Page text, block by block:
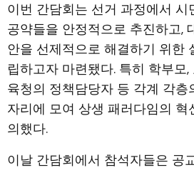
이번 간담회는 선거 과정에서 시
공약들을 안정적으로 추진하고,
안을 선제적으로 해결하기 위한
립하고자 마련됐다. 특히 학부모
육청의 정책담당자 등 각계 각
자리에 모여 상생 패러다임의 혁
의했다.
이날 간담회에서 참석자들은 공